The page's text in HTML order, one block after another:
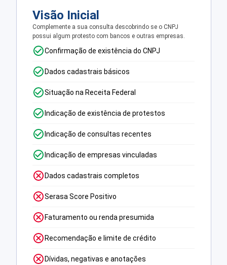
Visão Inicial
Complemente a sua consulta descobrindo se o CNPJ
possui algum protesto com bancos e outras empresas.
Confirmação de existência do CNPJ
Dados cadastrais básicos
Situação na Receita Federal
Indicação de existência de protestos
Indicação de consultas recentes
Indicação de empresas vinculadas
Dados cadastrais completos
Serasa Score Positivo
Faturamento ou renda presumida
Recomendação e limite de crédito
Dívidas, negativas e anotações